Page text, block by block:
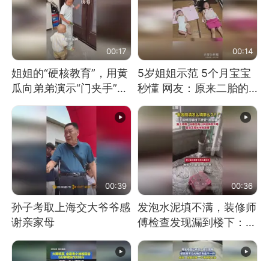
00:17
姐姐的“硬核教育”，用黄
瓜向弟弟演示“门夹手”，
网友：果然言传不如身
教！
00:14
5岁姐姐示范 5个月宝宝
秒懂 网友：原来二胎的
快乐长这样
00:39
孙子考取上海交大爷爷感
谢亲家母
00:36
发泡水泥填不满，装修师
傅检查发现漏到楼下：出
风口未延伸到外墙